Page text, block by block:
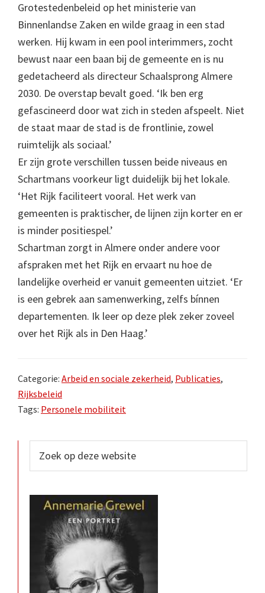
Grotestedenbeleid op het ministerie van
Binnenlandse Zaken en wilde graag in een stad
werken. Hij kwam in een pool interimmers, zocht
bewust naar een baan bij de gemeente en is nu
gedetacheerd als directeur Schaalsprong Almere
2030. De overstap bevalt goed. ‘Ik ben erg
gefascineerd door wat zich in steden afspeelt. Niet
de staat maar de stad is de frontlinie, zowel
ruimtelijk als sociaal.’
Er zijn grote verschillen tussen beide niveaus en
Schartmans voorkeur ligt duidelijk bij het lokale.
‘Het Rijk faciliteert vooral. Het werk van
gemeenten is praktischer, de lijnen zijn korter en er
is minder positiespel.’
Schartman zorgt in Almere onder andere voor
afspraken met het Rijk en ervaart nu hoe de
landelijke overheid er vanuit gemeenten uitziet. ‘Er
is een gebrek aan samenwerking, zelfs bínnen
departementen. Ik leer op deze plek zeker zoveel
over het Rijk als in Den Haag.’
Categorie: Arbeid en sociale zekerheid, Publicaties,
Rijksbeleid
Tags: Personele mobiliteit
Primaire
Sidebar
op